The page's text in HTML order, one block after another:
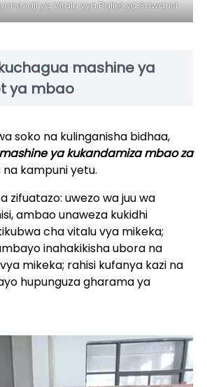
ya Vitalu vya Pallet ya Sawdust
mashine ya
ya mbao
soko na kulinganisha bidhaa,
mashine ya kukandamiza mbao za
kampuni yetu.
zifuatazo: uwezo wa juu wa
ambao unaweza kukidhi
cha vitalu vya mikeka;
inahakikisha ubora na
mikeka; rahisi kufanya kazi na
hupunguza gharama ya